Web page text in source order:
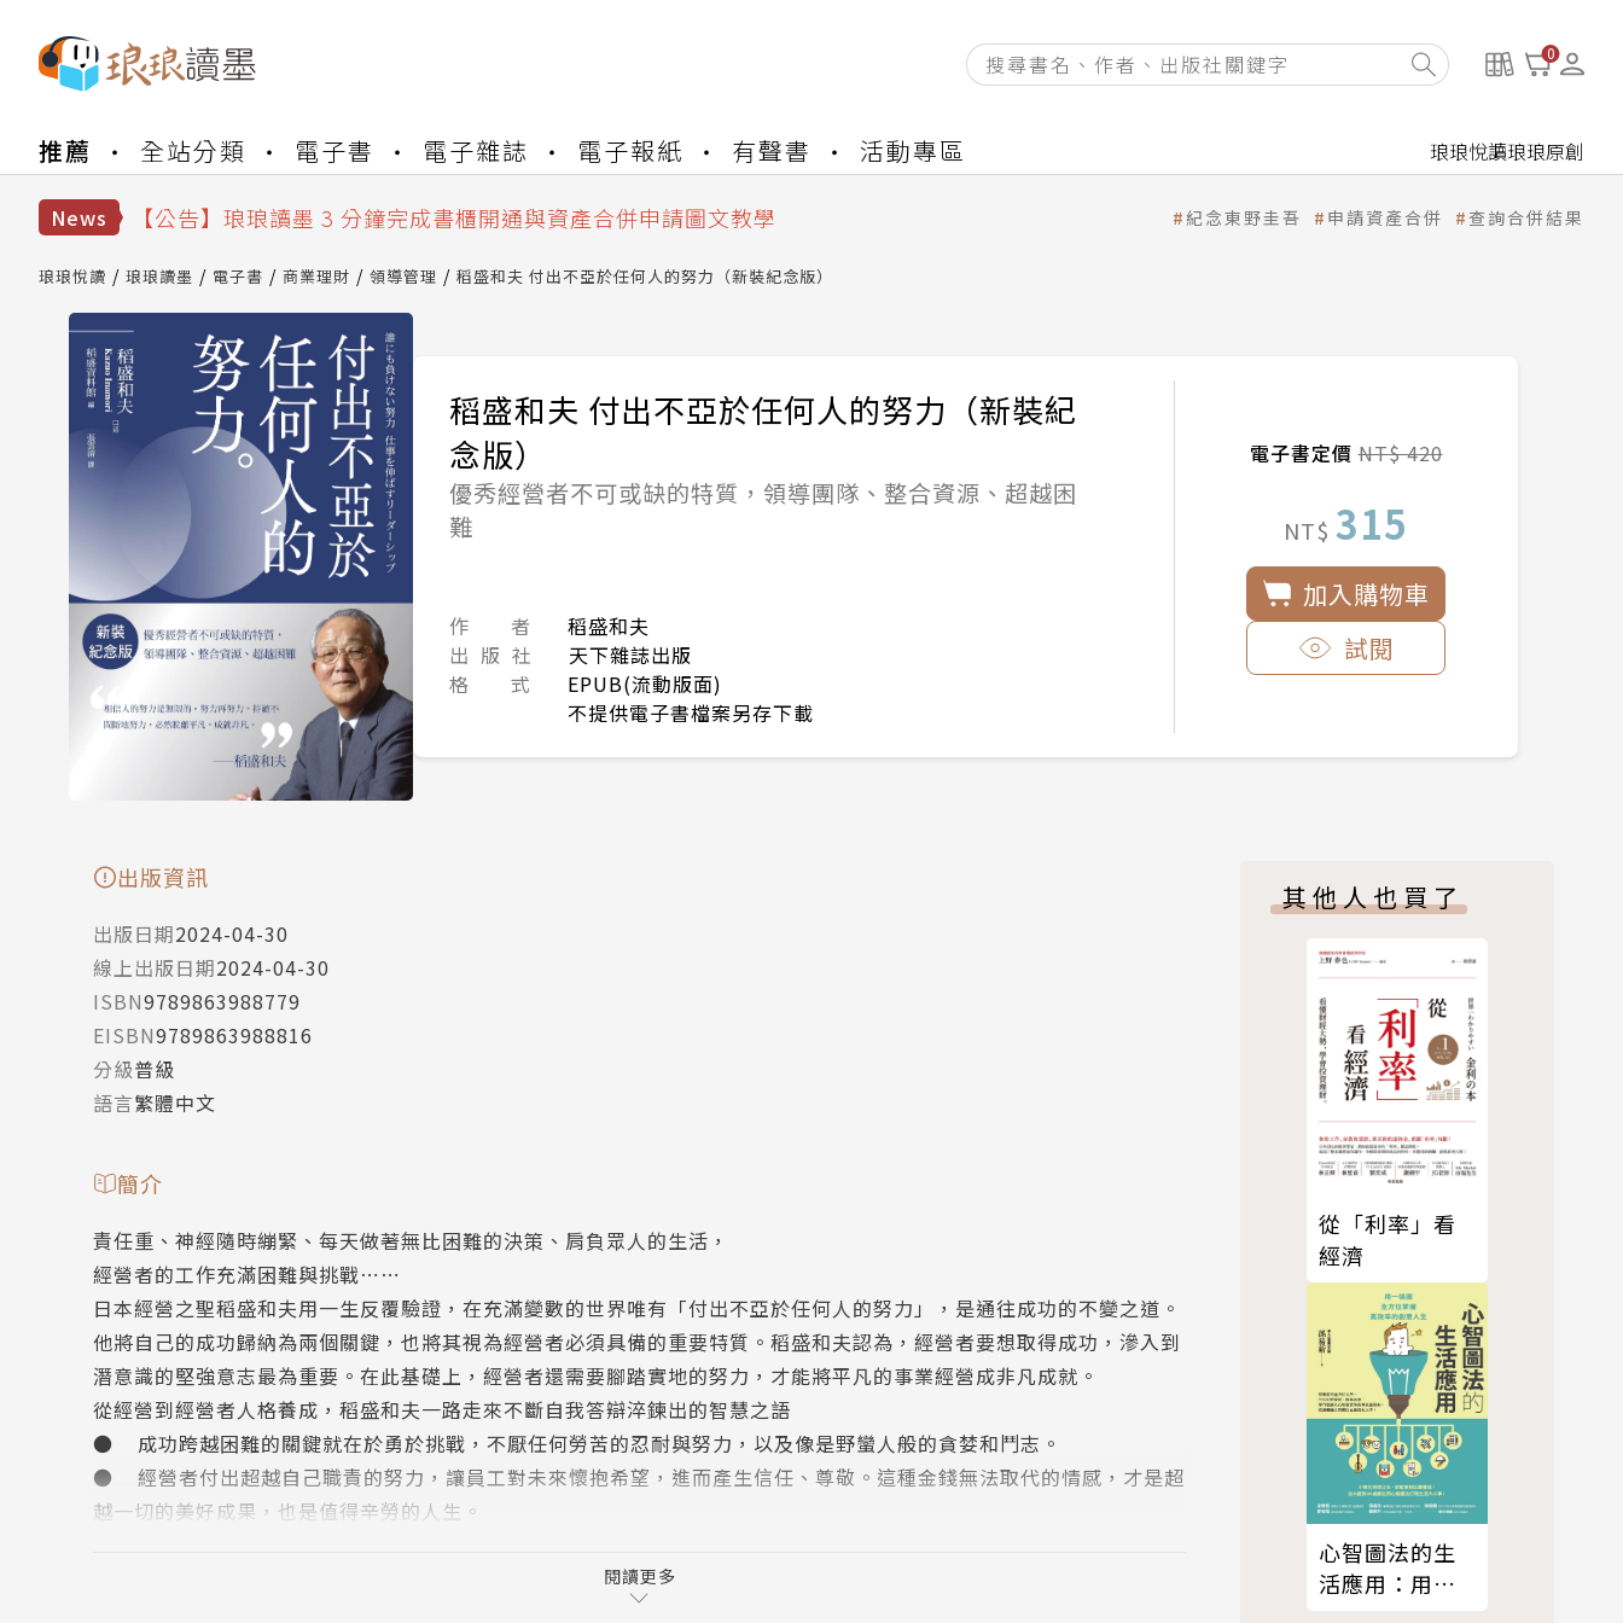
0
推薦 全站分類 電子書 電子雜誌 電子報紙 有聲書 活動專區 琅琅悅讀琅琅原創
News
【公告】琅琅讀墨數位閱讀資產合併與書櫃開通申請
【公告】琅琅讀墨 3 分鐘完成書櫃開通與資產合併申請圖文教學
【公告】琅琅讀墨數位閱讀資產合併與書櫃開通申請
紀念東野圭吾 申請資產合併 查詢合併結果
琅琅悅讀 琅琅讀墨 電子書 商業理財 領導管理 稻盛和夫 付出不亞於任何人的努力（新裝紀念版）
稻盛和夫 付出不亞於任何人的努力（新裝紀
念版）
優秀經營者不可或缺的特質，領導團隊、整合資源、超越困
難
作 者
稻盛和夫
出 版 社
天下雜誌出版
格 式
EPUB(流動版面)
不提供電子書檔案另存下載
電子書定價NT$ 420
NT$ 315
加入購物車
試閱
出版資訊
出版日期2024-04-30
線上出版日期2024-04-30
ISBN9789863988779
EISBN9789863988816
分級普級
語言繁體中文
簡介
責任重、神經隨時繃緊、每天做著無比困難的決策、肩負眾人的生活，
經營者的工作充滿困難與挑戰⋯⋯
日本經營之聖稻盛和夫用一生反覆驗證，在充滿變數的世界唯有「付出不亞於任何人的努力」，是通往成功的不變之道。
他將自己的成功歸納為兩個關鍵，也將其視為經營者必須具備的重要特質。稻盛和夫認為，經營者要想取得成功，滲入到
潛意識的堅強意志最為重要。在此基礎上，經營者還需要腳踏實地的努力，才能將平凡的事業經營成非凡成就。
從經營到經營者人格養成，稻盛和夫一路走來不斷自我答辯淬鍊出的智慧之語
● 成功跨越困難的關鍵就在於勇於挑戰，不厭任何勞苦的忍耐與努力，以及像是野蠻人般的貪婪和鬥志。
● 經營者付出超越自己職責的努力，讓員工對未來懷抱希望，進而產生信任、尊敬。這種金錢無法取代的情感，才是超
越一切的美好成果，也是值得辛勞的人生。
本書既是企業經營的成功之道，也是稻盛和夫對人生命運的深度思考。「心態決定命運」，能一生懸命，「付出不亞於任
閱讀更多
其他人也買了
從「利率」看
經濟
心智圖法的生
活應用：用一